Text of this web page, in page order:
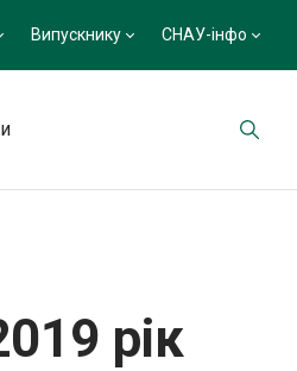
Випускнику СНАУ-інфо
рік